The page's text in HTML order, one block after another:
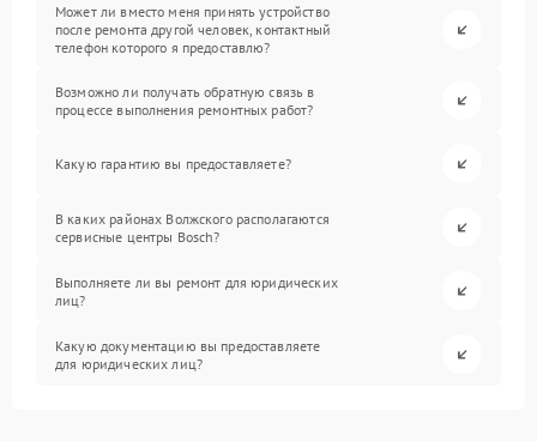
Может ли вместо меня принять устройство
после ремонта другой человек, контактный
телефон которого я предоставлю?
Возможно ли получать обратную связь в
процессе выполнения ремонтных работ?
Какую гарантию вы предоставляете?
В каких районах Волжского располагаются
сервисные центры Bosch?
Выполняете ли вы ремонт для юридических
лиц?
Какую документацию вы предоставляете
для юридических лиц?